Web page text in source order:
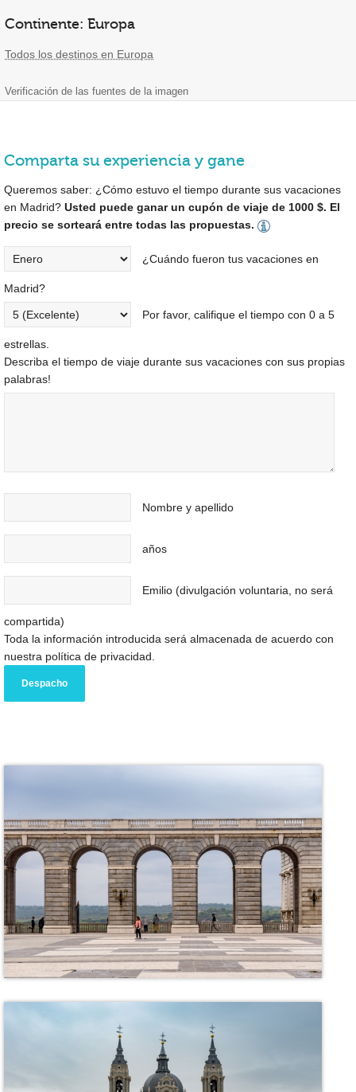
Continente: Europa
Todos los destinos en Europa
Verificación de las fuentes de la imagen
Comparta su experiencia y gane
Queremos saber: ¿Cómo estuvo el tiempo durante sus vacaciones
en Madrid? Usted puede ganar un cupón de viaje de 1000 $. El
precio se sorteará entre todas las propuestas.
¿Cuándo fueron tus vacaciones en
Madrid?
Por favor, califique el tiempo con 0 a 5
estrellas.
Describa el tiempo de viaje durante sus vacaciones con sus propias
palabras!
Nombre y apellido
años
Emilio (divulgación voluntaria, no será
compartida)
Toda la información introducida será almacenada de acuerdo con
nuestra política de privacidad.